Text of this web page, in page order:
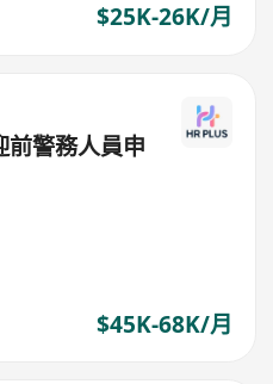
$25K-26K/月
警務人員申
$45K-68K/月